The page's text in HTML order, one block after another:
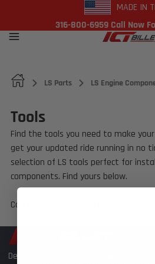
MADE IN
316-800-6959 Call Now
LS Parts LS Engine
Tools
Find the tools you need to make
get your updated ride running in no
selection of LS tools perfect for
components. Find yours below.
Can’t find what you’re looking for?
Depuis nos débuts, nous avons